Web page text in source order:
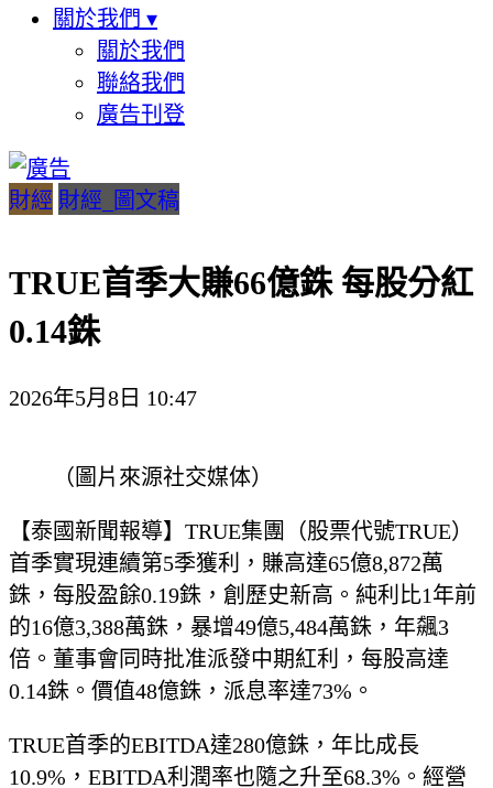
關於我們 ▾
關於我們
聯絡我們
廣告刊登
財經 財經_圖文稿
TRUE首季大賺66億銖 每股分紅
0.14銖
2026年5月8日 10:47
（圖片來源社交媒体）
【泰國新聞報導】TRUE集團（股票代號TRUE）
首季實現連續第5季獲利，賺高達65億8,872萬
銖，每股盈餘0.19銖，創歷史新高。純利比1年前
的16億3,388萬銖，暴增49億5,484萬銖，年飆3
倍。董事會同時批准派發中期紅利，每股高達
0.14銖。價值48億銖，派息率達73%。
TRUE首季的EBITDA達280億銖，年比成長
10.9%，EBITDA利潤率也隨之升至68.3%。經營